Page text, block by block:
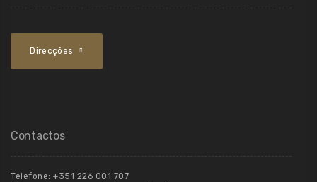
Direcções
Contactos
Telefone: +351 226 001 707